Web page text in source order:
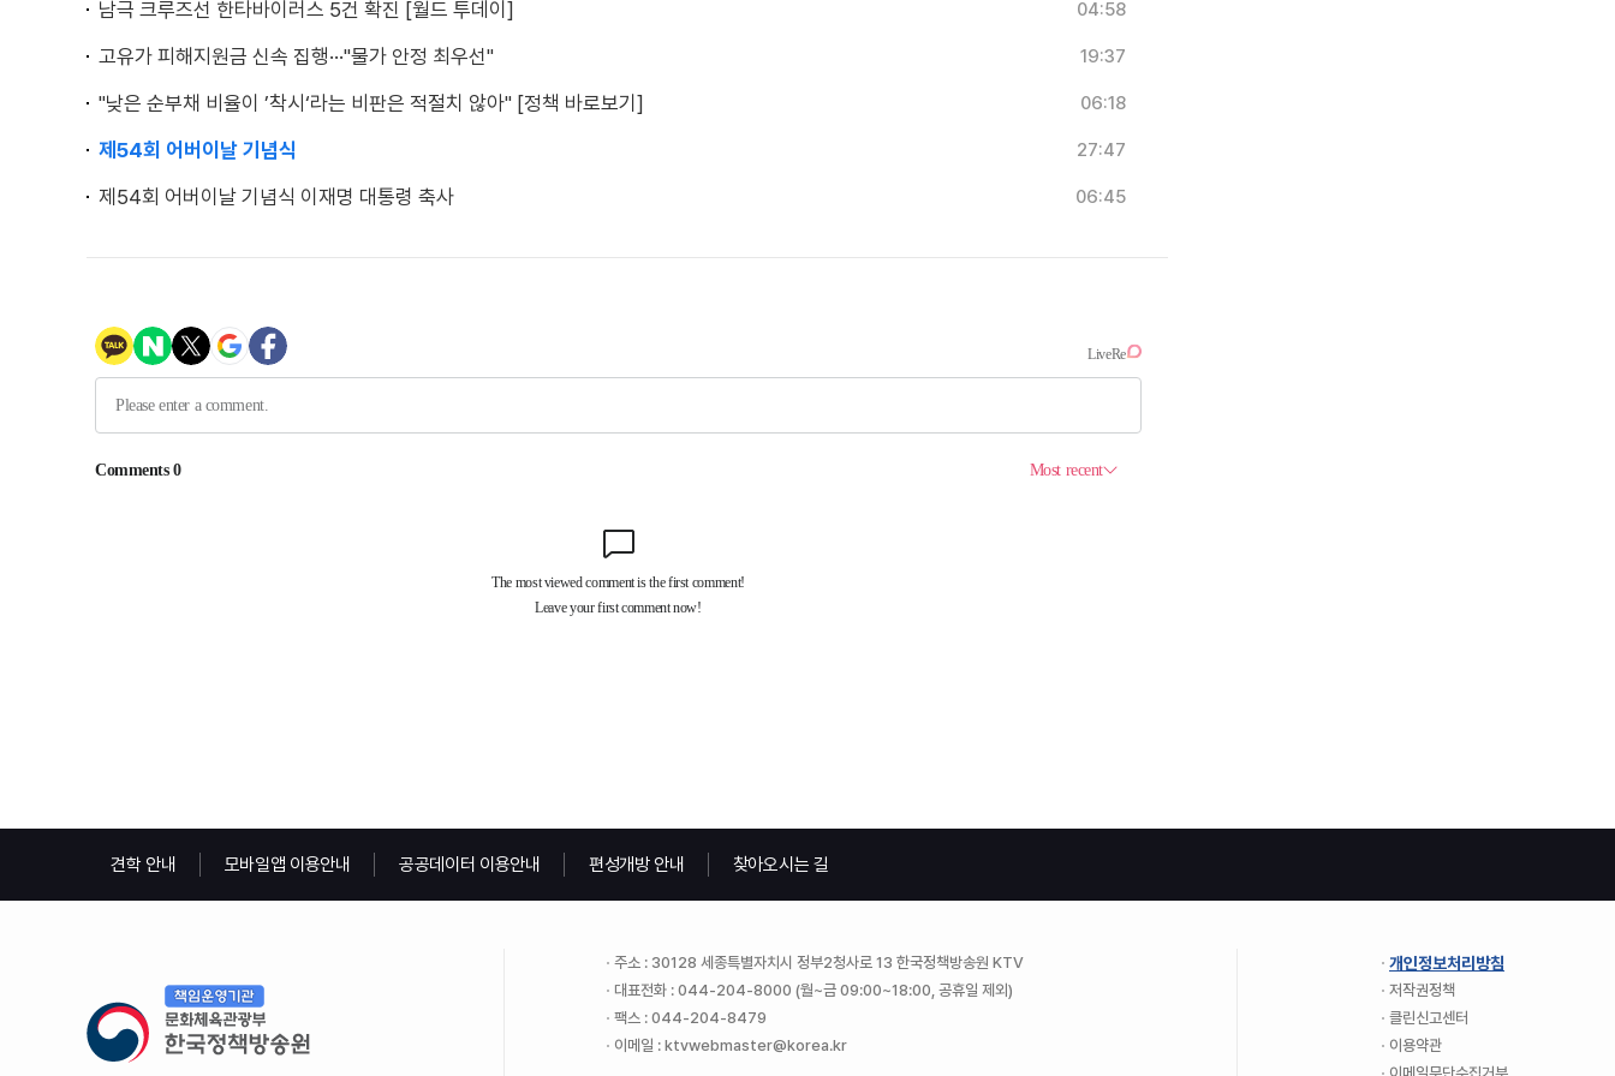
남극 크루즈선 한타바이러스 5건 확진 [월드 투데이] 04:58
고유가 피해지원금 신속 집행···"물가 안정 최우선" 19:37
"낮은 순부채 비율이 ’착시‘라는 비판은 적절치 않아" [정책 바로보기] 06:18
제54회 어버이날 기념식 27:47
제54회 어버이날 기념식 이재명 대통령 축사 06:45
견학 안내 모바일앱 이용안내 공공데이터 이용안내 편성개방 안내 찾아오시는 길
주소 : 30128 세종특별자치시 정부2청사로 13 한국정책방송원 KTV
대표전화 : 044-204-8000 (월~금 09:00~18:00, 공휴일 제외)
팩스 : 044-204-8479
이메일 : ktvwebmaster@korea.kr
개인정보처리방침
저작권정책
클린신고센터
이용약관